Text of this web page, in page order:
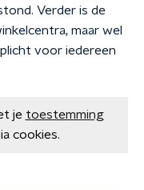
Verder is de
maar wel
voor iedereen
je toestemming
cookies.